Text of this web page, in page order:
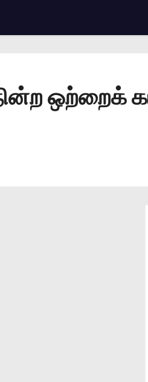
ஒற்றைக்